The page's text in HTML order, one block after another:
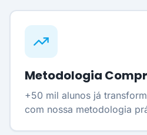
Metodologia
+50 mil alunos já
com nossa metodologia